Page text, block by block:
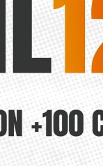
interesar